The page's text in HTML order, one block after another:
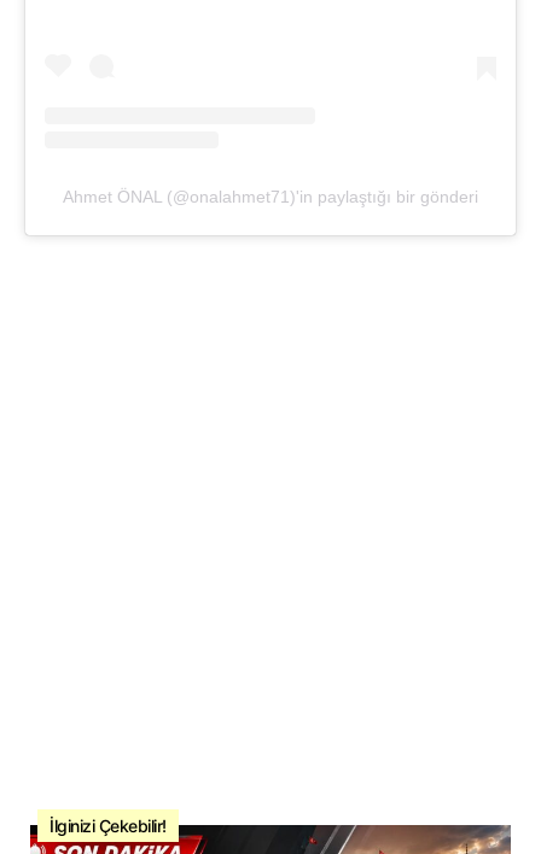
Ahmet ÖNAL (@onalahmet71)'in paylaştığı bir gönderi
İlginizi Çekebilir!